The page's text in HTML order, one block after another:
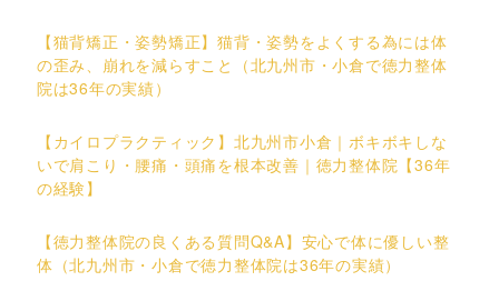
【猫背矯正・姿勢矯正】猫背・姿勢をよくする為には体
の歪み、崩れを減らすこと（北九州市・小倉で徳力整体
院は36年の実績）
【カイロプラクティック】北九州市小倉｜ボキボキしな
いで肩こり・腰痛・頭痛を根本改善｜徳力整体院【36年
の経験】
【徳力整体院の良くある質問Q&A】安心で体に優しい整
体（北九州市・小倉で徳力整体院は36年の実績）